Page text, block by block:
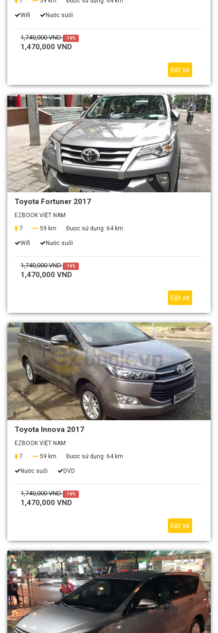
Wifi Nước suối
1,740,000 VND -16%
1,470,000 VND
Đặt xe
Toyota Fortuner 2017
EZBOOK VIỆT NAM
7
59 km Được sử dụng: 64 km
Wifi Nước suối
1,740,000 VND -16%
1,470,000 VND
Đặt xe
Toyota Innova 2017
EZBOOK VIỆT NAM
7
59 km Được sử dụng: 64 km
Nước suối DVD
1,740,000 VND -16%
1,470,000 VND
Đặt xe